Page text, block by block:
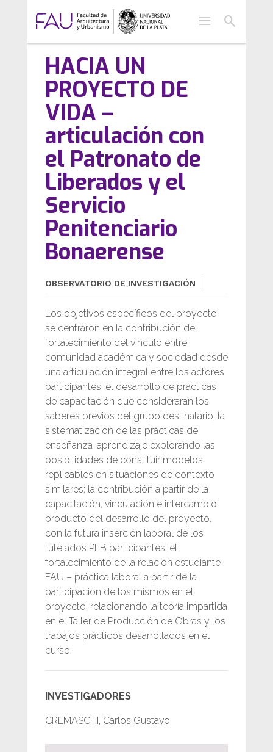
menu search
HACIA UN
PROYECTO DE
VIDA –
articulación con
el Patronato de
Liberados y el
Servicio
Penitenciario
Bonaerense
OBSERVATORIO DE INVESTIGACIÓN
Los objetivos específicos del proyecto
se centraron en la contribución del
fortalecimiento del vínculo entre
comunidad académica y sociedad desde
una articulación integral entre los actores
participantes; el desarrollo de prácticas
de capacitación que consideraran los
saberes previos del grupo destinatario; la
sistematización de las prácticas de
enseñanza-aprendizaje explorando las
posibilidades de constituir modelos
replicables en situaciones de contexto
similares; la contribución a partir de la
capacitación, vinculación e intercambio
producto del desarrollo del proyecto,
con la futura inserción laboral de los
tutelados PLB participantes; el
fortalecimiento de la relación estudiante
FAU – práctica laboral a partir de la
participación de los mismos en el
proyecto, relacionando la teoría impartida
en el Taller de Producción de Obras y los
trabajos prácticos desarrollados en el
curso.
INVESTIGADORES
CREMASCHI, Carlos Gustavo